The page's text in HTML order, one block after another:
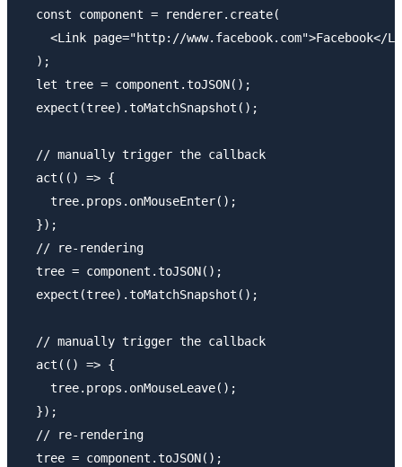
  const component = renderer.create(
<Link page="http://www.facebook.com">Facebook</
  );
  let tree = component.toJSON();
  expect(tree).toMatchSnapshot();
  // manually trigger the callback
  act(() => {
    tree.props.onMouseEnter();
  });
  // re-rendering
  tree = component.toJSON();
  expect(tree).toMatchSnapshot();
  // manually trigger the callback
  act(() => {
    tree.props.onMouseLeave();
  });
  // re-rendering
  tree = component.toJSON();